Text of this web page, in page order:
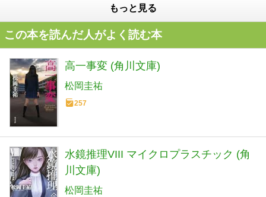
もっと見る
この本を読んだ人がよく読む本
高一事変 (角川文庫)
松岡圭祐
257
水鏡推理VIII マイクロプラスチック (角
川文庫)
松岡圭祐